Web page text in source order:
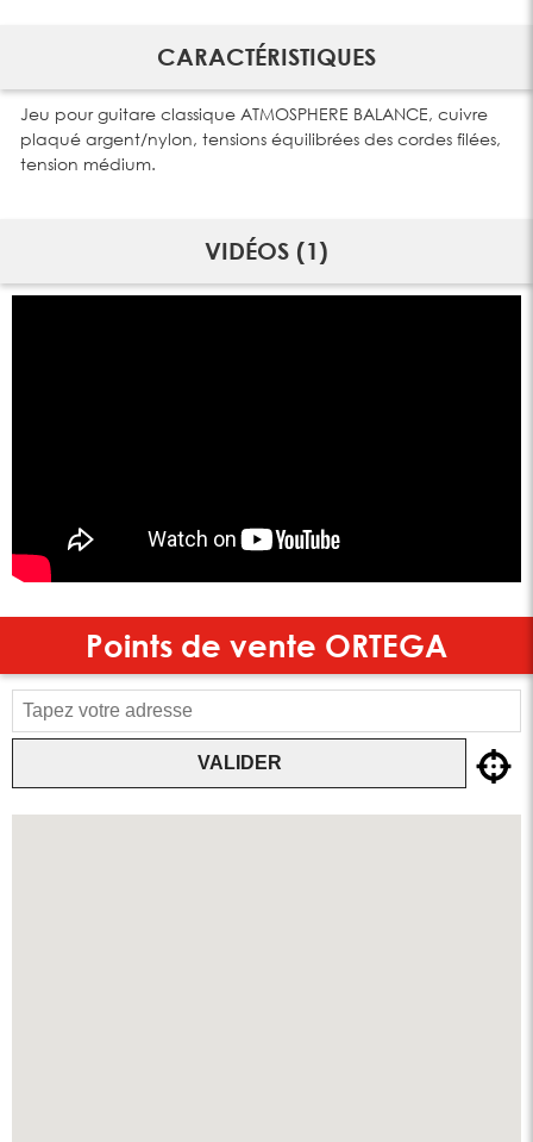
CARACTÉRISTIQUES
Jeu pour guitare classique ATMOSPHERE BALANCE, cuivre
plaqué argent/nylon, tensions équilibrées des cordes filées,
tension médium.
VIDÉOS (1)
Points de vente ORTEGA
VALIDER